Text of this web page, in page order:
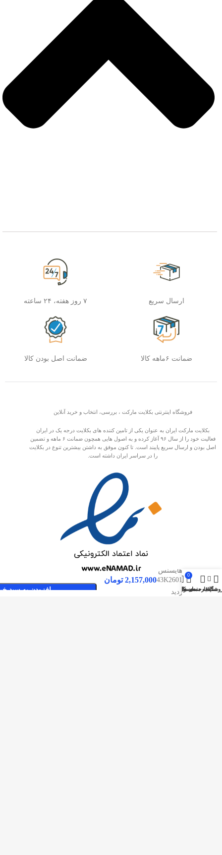
ارسال سریع ۷ روز هفته، ۲۴ ساعته
ضمانت ۶ماهه کالا ضمانت اصل بودن کالا
فروشگاه اینترنتی بکلایت مارکت ، بررسی، انتخاب و خرید آنلاین
بکلایت مارکت ایران به عنوان یکی از تامین کننده های بکلایت درجه یک در ایران
فعالیت خود را از سال ۹۶ آغاز کرده و به اصول هایی همچون ضمانت ۶ ماهه و تضمین
اصل بودن و ارسال سریع پایبند است. تا کنون موفق به داشتن بیشترین تنوع در بکلایت
را در سراسر ایران داشته است.
صفحات پربازدید
هایسنس
43K2601
,
43K300
2,157,000 تومان
افزودن به سبد سایدبار
علاقه مندی ها
0
محصول
حساب کاربری من